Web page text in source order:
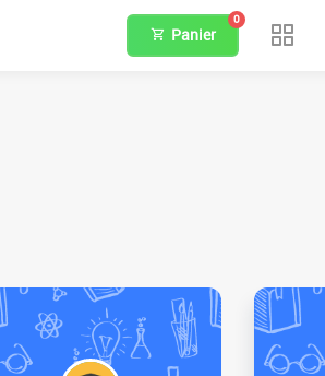
Panier
0